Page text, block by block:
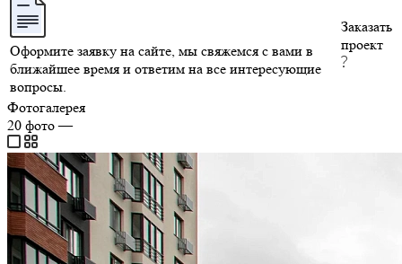
Оформите заявку на сайте, мы свяжемся с вами в
ближайшее время и ответим на все интересующие
вопросы.
Заказать
проект
Фотогалерея
20 фото—